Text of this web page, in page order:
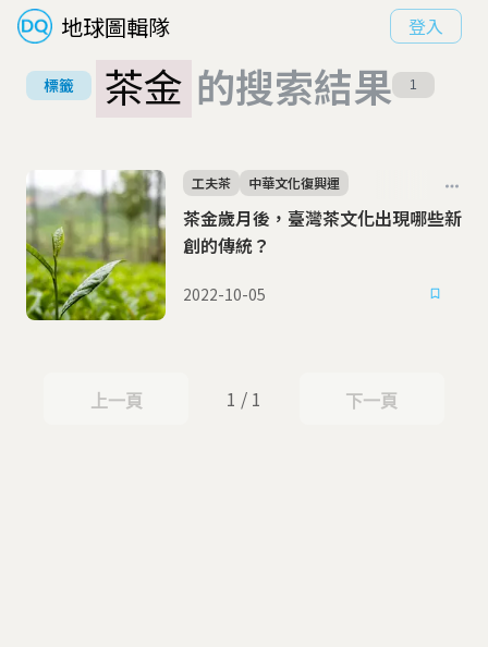
地球圖輯隊 登入
標籤 茶金 的搜索結果 1
茶金歲月後，臺灣茶文化出現哪些新
創的傳統？
工夫茶 中華文化復興運
2022-10-05
上一頁
上一頁 1 / 1 下一頁
下一頁